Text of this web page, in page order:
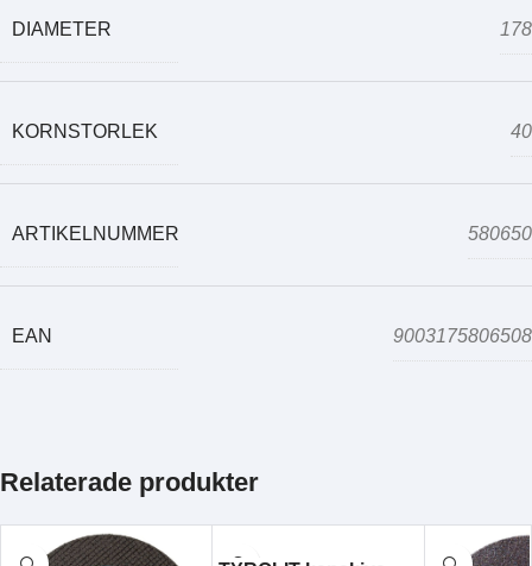
DIAMETER 178
KORNSTORLEK 40
ARTIKELNUMMER 580650
EAN 9003175806508
Relaterade produkter